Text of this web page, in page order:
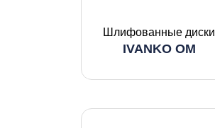
Шлифованные диски
IVANKO OM